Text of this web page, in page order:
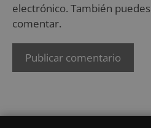
electrónico. También puedes
comentar.